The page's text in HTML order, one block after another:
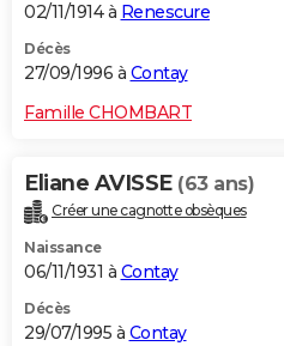
02/11/1914 à Renescure
Décès
27/09/1996 à Contay
Famille CHOMBART
Eliane AVISSE (63 ans)
Créer une cagnotte obsèques
Naissance
06/11/1931 à Contay
Décès
29/07/1995 à Contay